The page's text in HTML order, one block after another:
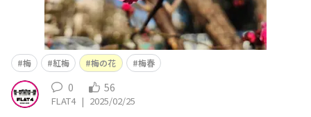
梅 紅梅 梅の花 梅春
0 56
FLAT4 | 2025/02/25